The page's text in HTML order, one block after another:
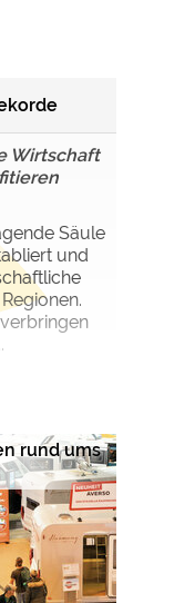
Wirtschaft
Säule
und
rund ums